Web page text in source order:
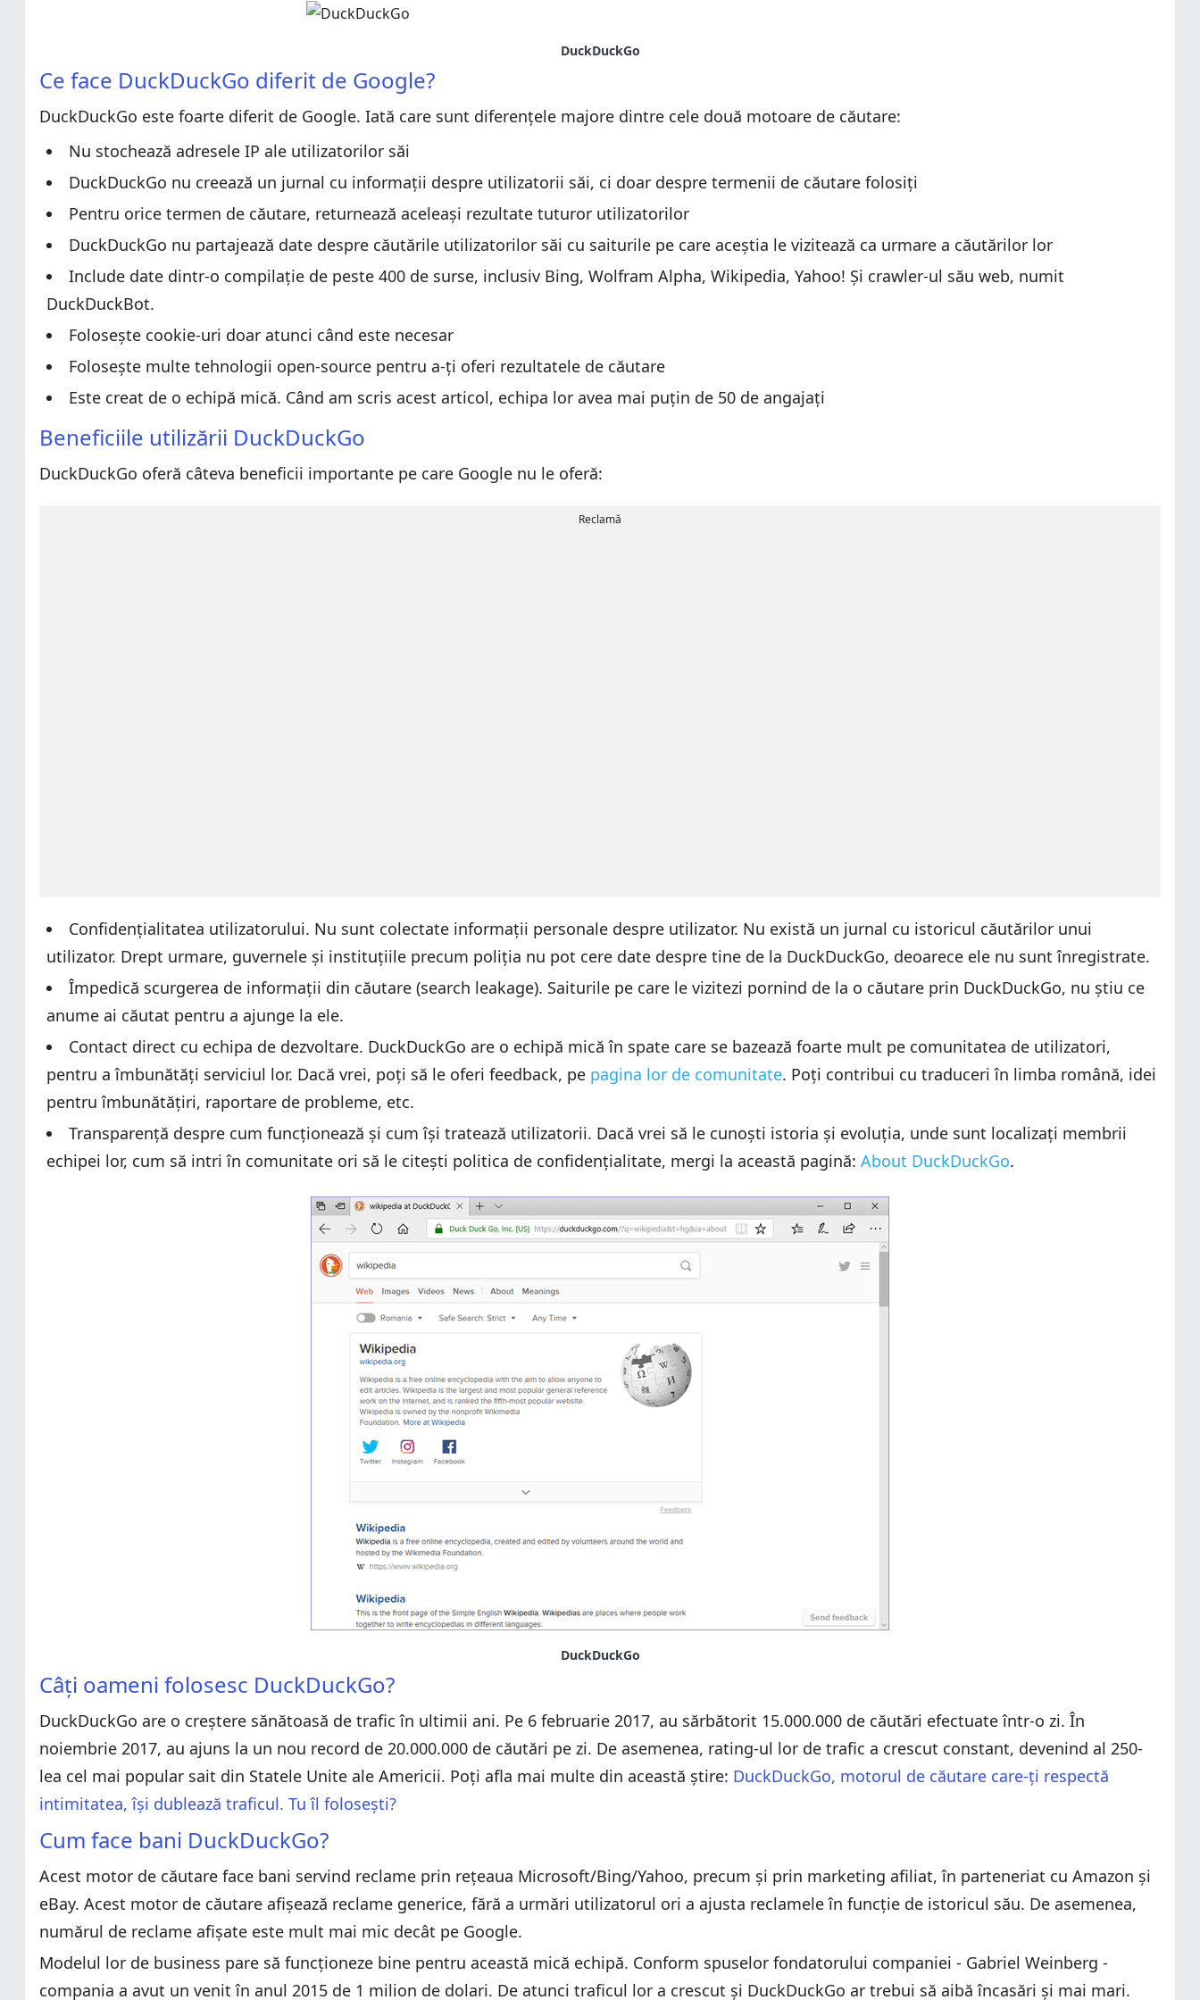
Cum adaugi DuckDuckGo drept motor de căutare în browser-ul tău
DuckDuckGo
Ce face DuckDuckGo diferit de Google?
DuckDuckGo este foarte diferit de Google. Iată care sunt diferențele majore dintre cele două motoare de căutare:
Nu stochează adresele IP ale utilizatorilor săi
DuckDuckGo nu creează un jurnal cu informații despre utilizatorii săi, ci doar despre termenii de căutare folosiți
Pentru orice termen de căutare, returnează aceleași rezultate tuturor utilizatorilor
DuckDuckGo nu partajează date despre căutările utilizatorilor săi cu saiturile pe care aceștia le vizitează ca urmare a căutărilor lor
Include date dintr-o compilație de peste 400 de surse, inclusiv Bing, Wolfram Alpha, Wikipedia, Yahoo! Și crawler-ul său web, numit
DuckDuckBot.
Folosește cookie-uri doar atunci când este necesar
Folosește multe tehnologii open-source pentru a-ți oferi rezultatele de căutare
Este creat de o echipă mică. Când am scris acest articol, echipa lor avea mai puțin de 50 de angajați
Beneficiile utilizării DuckDuckGo
DuckDuckGo oferă câteva beneficii importante pe care Google nu le oferă:
Reclamă
Confidențialitatea utilizatorului. Nu sunt colectate informații personale despre utilizator. Nu există un jurnal cu istoricul căutărilor unui
utilizator. Drept urmare, guvernele și instituțiile precum poliția nu pot cere date despre tine de la DuckDuckGo, deoarece ele nu sunt înregistrate.
Împedică scurgerea de informații din căutare (search leakage). Saiturile pe care le vizitezi pornind de la o căutare prin DuckDuckGo, nu știu ce
anume ai căutat pentru a ajunge la ele.
Contact direct cu echipa de dezvoltare. DuckDuckGo are o echipă mică în spate care se bazează foarte mult pe comunitatea de utilizatori,
pentru a îmbunătăți serviciul lor. Dacă vrei, poți să le oferi feedback, pe pagina lor de comunitate. Poți contribui cu traduceri în limba română, idei
pentru îmbunătățiri, raportare de probleme, etc.
Transparență despre cum funcționează și cum își tratează utilizatorii. Dacă vrei să le cunoști istoria și evoluția, unde sunt localizați membrii
echipei lor, cum să intri în comunitate ori să le citești politica de confidențialitate, mergi la această pagină: About DuckDuckGo.
DuckDuckGo
Câți oameni folosesc DuckDuckGo?
DuckDuckGo are o creștere sănătoasă de trafic în ultimii ani. Pe 6 februarie 2017, au sărbătorit 15.000.000 de căutări efectuate într-o zi. În
noiembrie 2017, au ajuns la un nou record de 20.000.000 de căutări pe zi. De asemenea, rating-ul lor de trafic a crescut constant, devenind al 250-
lea cel mai popular sait din Statele Unite ale Americii. Poți afla mai multe din această știre: DuckDuckGo, motorul de căutare care-ți respectă
intimitatea, își dublează traficul. Tu îl folosești?
Cum face bani DuckDuckGo?
Acest motor de căutare face bani servind reclame prin rețeaua Microsoft/Bing/Yahoo, precum și prin marketing afiliat, în parteneriat cu Amazon și
eBay. Acest motor de căutare afișează reclame generice, fără a urmări utilizatorul ori a ajusta reclamele în funcție de istoricul său. De asemenea,
numărul de reclame afișate este mult mai mic decât pe Google.
Modelul lor de business pare să funcționeze bine pentru această mică echipă. Conform spuselor fondatorului companiei - Gabriel Weinberg -
compania a avut un venit în anul 2015 de 1 milion de dolari. De atunci traficul lor a crescut și DuckDuckGo ar trebui să aibă încasări și mai mari.